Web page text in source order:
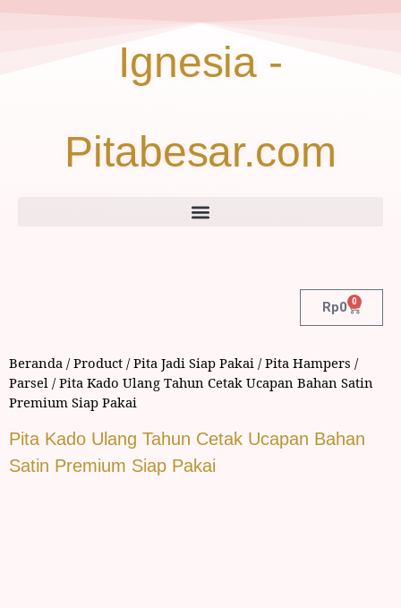
Ignesia -
Pitabesar.com
Rp0 0
Beranda /Product /Pita Jadi Siap Pakai /Pita Hampers /
Parsel / Pita Kado Ulang Tahun Cetak Ucapan Bahan Satin
Premium Siap Pakai
Pita Kado Ulang Tahun Cetak Ucapan Bahan
Satin Premium Siap Pakai